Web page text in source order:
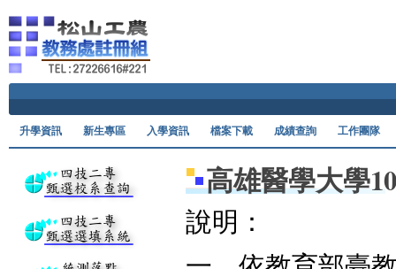
升學資訊 新生專區 入學資訊 檔案下載 成績查詢 工作團隊
高雄醫學大學
說明：